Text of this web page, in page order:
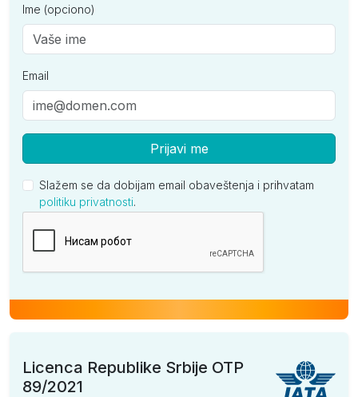
Ime (opciono)
Email
Prijavi me
Slažem se da dobijam email obaveštenja i prihvatam
politiku privatnosti.
Licenca Republike Srbije OTP
89/2021